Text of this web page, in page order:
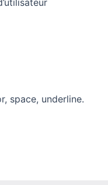
space, underline.